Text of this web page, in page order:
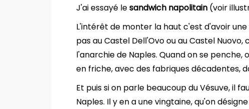
J'ai essayé lesandwich napolitain (voir
L'intérêt de monter la haut c'est d'avoir
pas au Castel Dell'Ovo ou au Castel
l'anarchie de Naples. Quand on se
en friche, avec des fabriques décadentes,
Et puis si on parle beaucoup du Vésuve, il
Naples. Il y en a une vingtaine, qu'on